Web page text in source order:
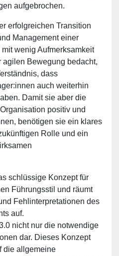
aufgebrochen.
erfolgreichen Transition
Management einer
wenig Aufmerksamkeit
agilen Bewegung bedacht,
dass
auch weiterhin
Damit sie aber die
positiv und
benötigen sie ein klares
Rolle und ein
schlüssige Konzept für
Führungsstil und räumt
Fehlinterpretationen des
auf.
nicht nur die notwendige
dar. Dieses Konzept
die allgemeine